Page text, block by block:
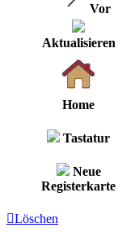
Vor
Aktualisieren
Home
Tastatur
Neue
Registerkarte
Löschen